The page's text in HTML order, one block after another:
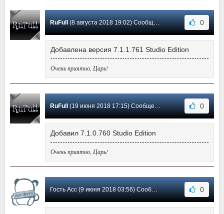
RuFull (8 августа 2018 19:02) Сообщение #14 0
Добавлена версия 7.1.1.761 Studio Edition
Очень приятно, Царь!
RuFull (19 июня 2018 17:15) Сообщение #13 0
Добавил 7.1.0.760 Studio Edition
Очень приятно, Царь!
Гость Асс (9 июня 2018 03:56) Сообщение #12 0